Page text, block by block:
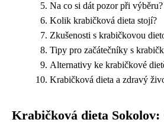
Na co si dát pozor při výběru?
Kolik krabičková dieta stojí?
Zkušenosti s krabičkovou
Tipy pro začátečníky s
Alternativy ke krabičkové
Krabičková dieta a zdravý
Krabičková dieta Sokolov: